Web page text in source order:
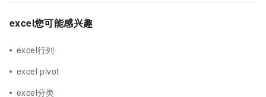
excel您可能感兴趣
excel行列
excel pivot
excel分类